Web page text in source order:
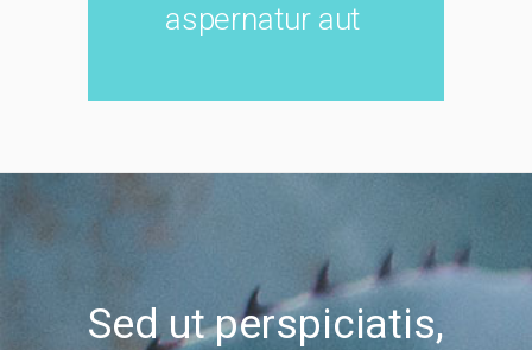
aspernatur aut
Sed ut perspiciatis,